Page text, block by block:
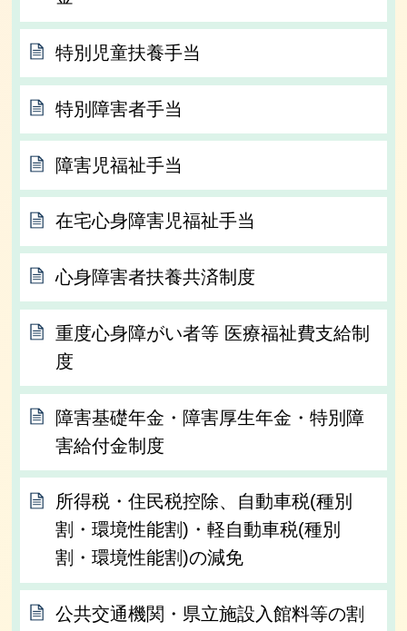
特別児童扶養手当
特別障害者手当
障害児福祉手当
在宅心身障害児福祉手当
心身障害者扶養共済制度
重度心身障がい者等 医療福祉費支給制
度
障害基礎年金・障害厚生年金・特別障
害給付金制度
所得税・住民税控除、自動車税(種別
割・環境性能割)・軽自動車税(種別
割・環境性能割)の減免
公共交通機関・県立施設入館料等の割